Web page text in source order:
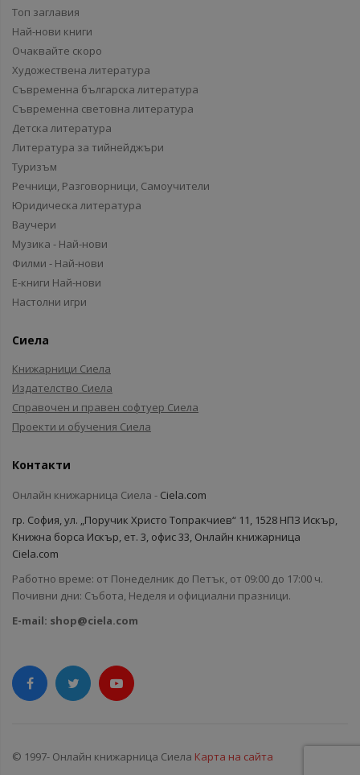
Топ заглавия
Най-нови книги
Очаквайте скоро
Художествена литература
Съвременна българска литература
Съвременна световна литература
Детска литература
Литература за тийнейджъри
Туризъм
Речници, Разговорници, Самоучители
Юридическа литература
Ваучери
Музика - Най-нови
Филми - Най-нови
Е-книги Най-нови
Настолни игри
Сиела
Книжарници Сиела
Издателство Сиела
Справочен и правен софтуер Сиела
Проекти и обучения Сиела
Контакти
Онлайн книжарница Сиела - Ciela.com
гр. София, ул. „Поручик Христо Топракчиев“ 11, 1528 НПЗ Искър,
Книжна борса Искър, ет. 3, офис 33, Онлайн книжарница
Ciela.com
Работно време: от Понеделник до Петък, от 09:00 до 17:00 ч.
Почивни дни: Събота, Неделя и официални празници.
E-mail: shop@ciela.com
© 1997- Онлайн книжарница Сиела Карта на сайта